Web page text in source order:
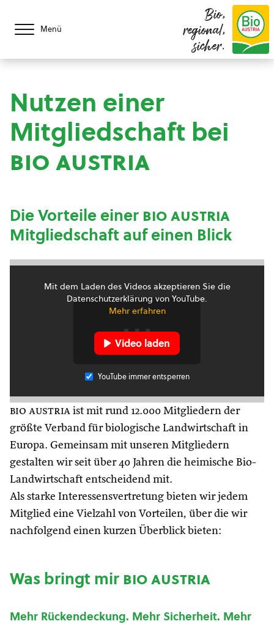
Menü
Bio,
regional,
sicher.
Nutzen einer
Mitgliedschaft bei
bio austria
Die Vorteile einerbio austria
Mitgliedschaft auf einen Blick
Mit dem Laden des Videos akzeptieren Sie die
Datenschutzerklärung von YouTube.
Mehr erfahren
Video laden
YouTube immer entsperren
bio austria ist mit rund 12.000 Mitgliedern der
größte Verband für biologische Landwirtschaft in
Europa. Gemeinsam mit unseren Mitgliedern
gestalten wir seit über 40 Jahren die heimische Bio-
Landwirtschaft entscheidend mit.
Als starke Interessensvertretung bieten wir jedem
Mitglied eine Vielzahl von Vorteilen, über die wir
nachfolgend einen kurzen Überblick bieten:
Was bringt mirbio austria
Mehr Rückendeckung. Mehr Sicherheit. Mehr